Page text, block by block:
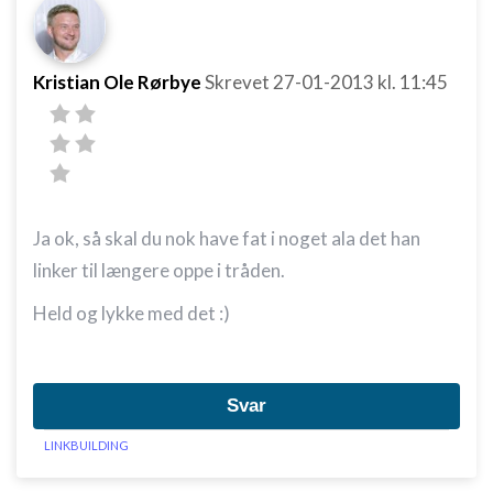
Kristian Ole RørbyeSkrevet 27-01-2013 kl. 11:45
Ja ok, så skal du nok have fat i noget ala det han
linker til længere oppe i tråden.
Held og lykke med det :)
Svar
LINKBUILDING